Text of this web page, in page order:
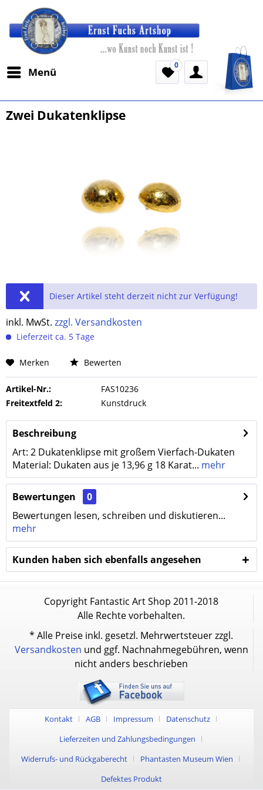
Menü
0
Zwei Dukatenklipse
Dieser Artikel steht derzeit nicht zur Verfügung!
inkl. MwSt. zzgl. Versandkosten
Lieferzeit ca. 5 Tage
Merken Bewerten
Artikel-Nr.:
FAS10236
Freitextfeld 2:
Kunstdruck
Beschreibung
Art: 2 Dukatenklipse mit großem Vierfach-Dukaten
Material: Dukaten aus je 13,96 g 18 Karat... mehr
Bewertungen
0
Bewertungen lesen, schreiben und diskutieren...
mehr
Kunden haben sich ebenfalls angesehen
Copyright Fantastic Art Shop 2011-2018
Alle Rechte vorbehalten.
* Alle Preise inkl. gesetzl. Mehrwertsteuer zzgl.
Versandkosten und ggf. Nachnahmegebühren, wenn
nicht anders beschrieben
Kontakt AGB Impressum
Datenschutz
Lieferzeiten und Zahlungsbedingungen
Widerrufs- und Rückgaberecht
Phantasten Museum Wien
Defektes Produkt